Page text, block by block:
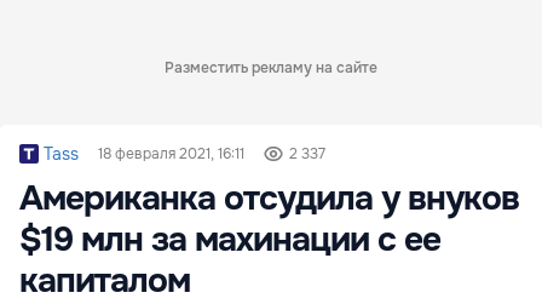
Разместить рекламу на сайте
Tass 18 февраля 2021, 16:11 2 337
Американка отсудила у внуков
$19 млн за махинации с ее
капиталом